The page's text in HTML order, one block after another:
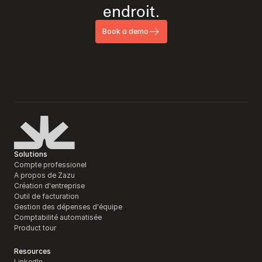
endroit.
Book a demo
Solutions
Compte professionel
A propos de Zazu
Création d'entreprise
Outil de facturation
Gestion des dépenses d'équipe
Comptabilité automatisée
Product tour
Resources